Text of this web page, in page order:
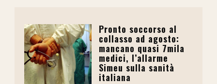
Pronto soccorso al
collasso ad agosto:
mancano quasi 7mila
medici, l’allarme
Simeu sulla sanità
italiana